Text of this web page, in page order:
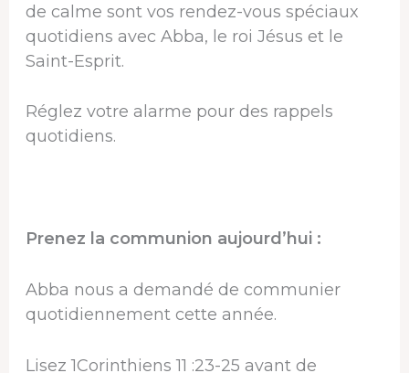
de calme sont vos rendez-vous spéciaux
quotidiens avec Abba, le roi Jésus et le
Saint-Esprit.
Réglez votre alarme pour des rappels
quotidiens.
Prenez la communion aujourd’hui :
Abba nous a demandé de communier
quotidiennement cette année.
Lisez 1Corinthiens 11 :23-25 ​​avant de